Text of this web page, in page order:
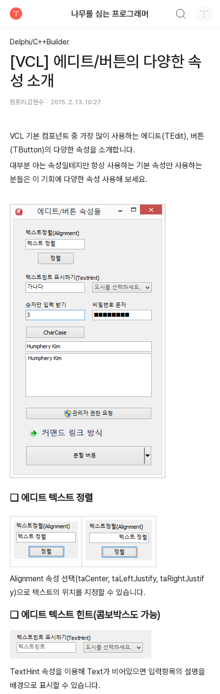
나무를 심는 프로그래머
Delphi/C++Builder
[VCL] 에디트/버튼의 다양한 속
성 소개
험프리.김현수 2015. 2. 13. 10:27
VCL 기본 컴포넌트 중 가장 많이 사용하는 에디트(TEdit), 버튼
(TButton)의 다양한 속성을 소개합니다.
대부분 아는 속성일테지만 항상 사용하는 기본 속성만 사용하는
분들은 이 기회에 다양한 속성 사용해 보세요.
❑ 에디트 텍스트 정렬
Alignment 속성 선택(taCenter, taLeftJustify, taRightJustif
y)으로 텍스트의 위치를 지정할 수 있습니다.
❑ 에디트 텍스트 힌트(콤보박스도 가능)
TextHint 속성을 이용해 Text가 비어있으면 입력항목의 설명을
배경으로 표시할 수 있습니다.